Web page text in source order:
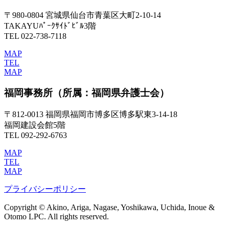
〒980-0804 宮城県仙台市青葉区大町2-10-14
TAKAYUﾊﾟｰｸｻｲﾄﾞﾋﾞﾙ3階
TEL 022-738-7118
MAP
TEL
MAP
福岡事務所 （所属：福岡県弁護士会）
〒812-0013 福岡県福岡市博多区博多駅東3-14-18
福岡建設会館5階
TEL 092-292-6763
MAP
TEL
MAP
プライバシーポリシー
Copyright © Akino, Ariga, Nagase, Yoshikawa, Uchida, Inoue &
Otomo LPC. All rights reserved.